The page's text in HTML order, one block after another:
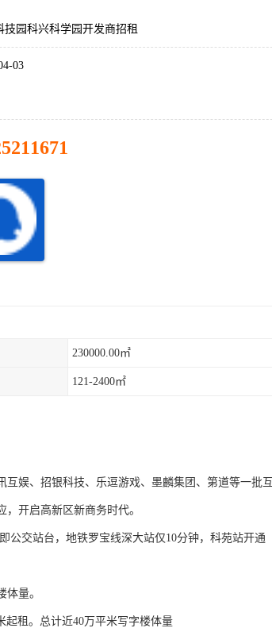
技园科兴科学园开发商招租
03
230000.00㎡
121-2400㎡
娱、招银科技、乐逗游戏、墨麟集团、第道等一批互
开启高新区新商务时代。
公交站台，地铁罗宝线深大站仅10分钟，科苑站开通
量。
起租。总计近40万平米写字楼体量